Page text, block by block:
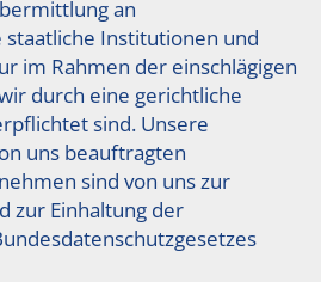
an
Institutionen und
im Rahmen der einschlägigen
durch eine gerichtliche
sind. Unsere
uns beauftragten
sind von uns zur
zur Einhaltung der